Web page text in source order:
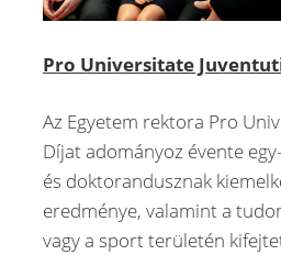
Pro Universitate
Az Egyetem rektora Pro
Díjat adományoz évente
és doktorandusznak
eredménye, valamint a
vagy a sport területén